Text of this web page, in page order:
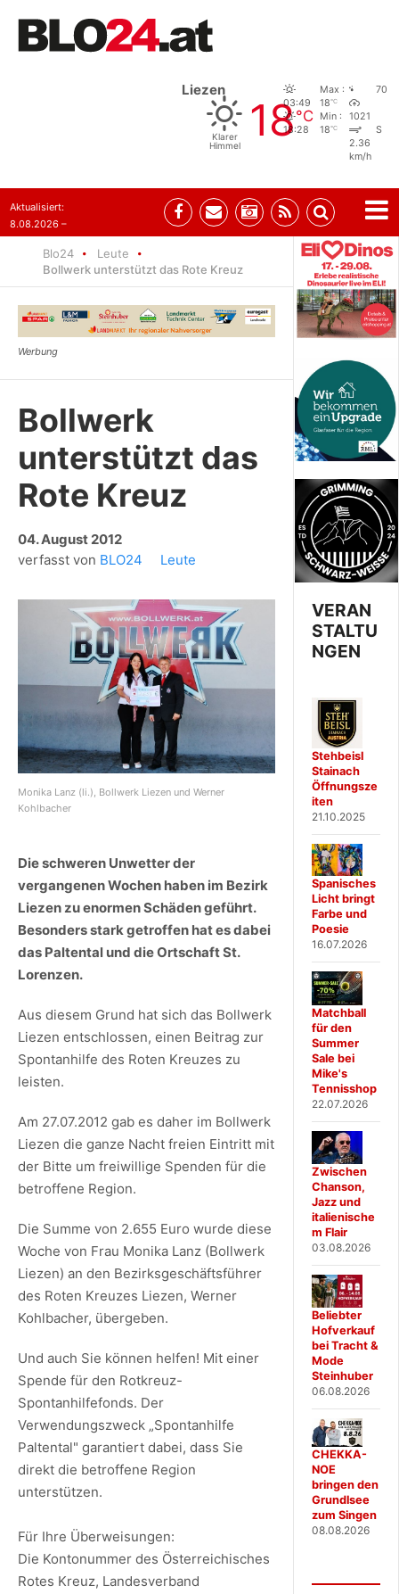
Liezen
Klarer
Himmel
18°C
03:49
18:28
Max :
18°C
Min :
18°C
70
1021
S
2.36
km/h
Aktualisiert:
8.08.2026 –
Blo24
Leute
Bollwerk unterstützt das Rote Kreuz
Bollwerk
unterstützt das
Rote Kreuz
04. August 2012
verfasst von BLO24 Leute
Monika Lanz (li.), Bollwerk Liezen und Werner
Kohlbacher
Die schweren Unwetter der
vergangenen Wochen haben im Bezirk
Liezen zu enormen Schäden geführt.
Besonders stark getroffen hat es dabei
das Paltental und die Ortschaft St.
Lorenzen.
Aus diesem Grund hat sich das Bollwerk
Liezen entschlossen, einen Beitrag zur
Spontanhilfe des Roten Kreuzes zu
leisten.
Am 27.07.2012 gab es daher im Bollwerk
Liezen die ganze Nacht freien Eintritt mit
der Bitte um freiwillige Spenden für die
betroffene Region.
Die Summe von 2.655 Euro wurde diese
Woche von Frau Monika Lanz (Bollwerk
Liezen) an den Bezirksgeschäftsführer
des Roten Kreuzes Liezen, Werner
Kohlbacher, übergeben.
Und auch Sie können helfen! Mit einer
Spende für den Rotkreuz-
Spontanhilfefonds. Der
Verwendungszweck „Spontanhilfe
Paltental" garantiert dabei, dass Sie
direkt die betroffene Region
unterstützen.
Für Ihre Überweisungen:
Die Kontonummer des Österreichisches
Rotes Kreuz, Landesverband
VERAN
STALTU
NGEN
Stehbeisl
Stainach
Öffnungsze
iten
21.10.2025
Spanisches
Licht bringt
Farbe und
Poesie
16.07.2026
Matchball
für den
Summer
Sale bei
Mike's
Tennisshop
22.07.2026
Zwischen
Chanson,
Jazz und
italienische
m Flair
03.08.2026
Beliebter
Hofverkauf
bei Tracht &
Mode
Steinhuber
06.08.2026
CHEKKA-
NOE
bringen den
Grundlsee
zum Singen
08.08.2026